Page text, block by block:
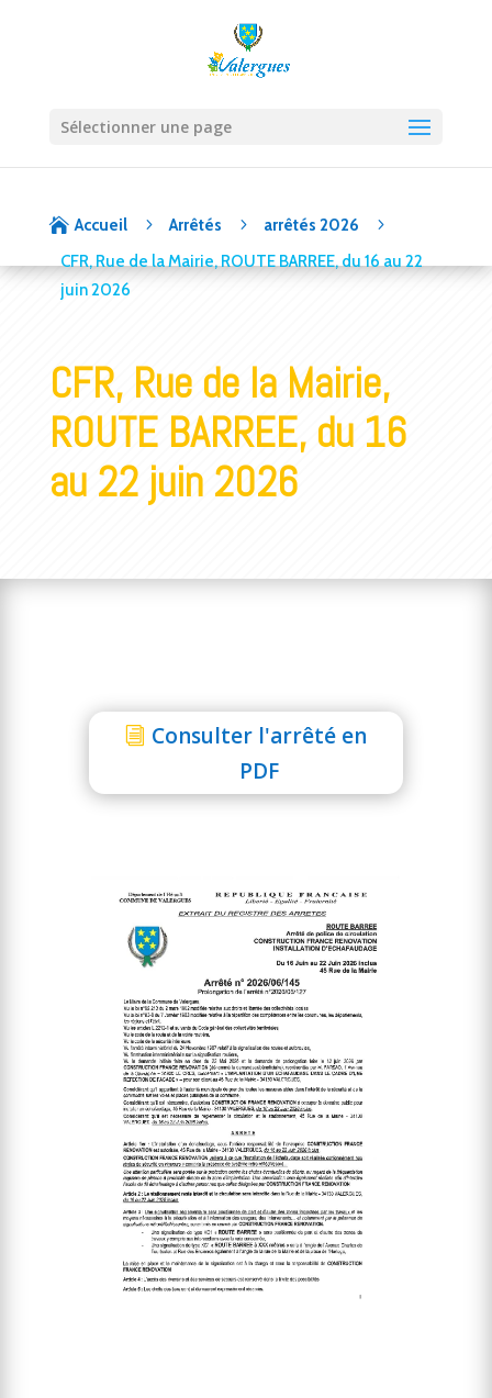
Sélectionner une page
 Accueil 5 Arrêtés 5 arrêtés 2026
5
CFR, Rue de la Mairie, ROUTE BARREE, du 16 au 22
juin 2026
CFR, Rue de la Mairie,
ROUTE BARREE, du 16
au 22 juin 2026
Consulter l'arrêté en
PDF